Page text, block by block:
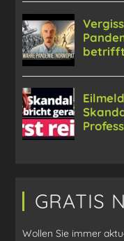
GRATIS
Wollen Sie immer